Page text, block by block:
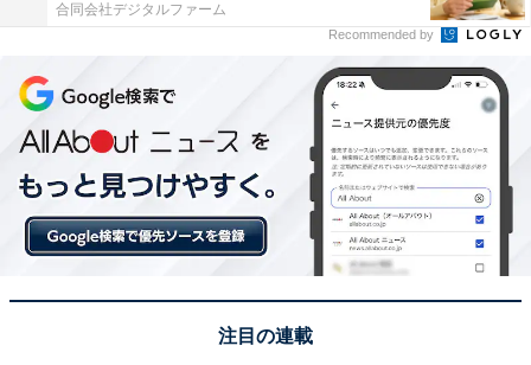
／105票
1位は、日本三景のひとつ「天橋立」を巡るルートでし
た。特に府中側の「傘松公園」方面から望む天橋立は、
昇り龍のような姿に見える「昇龍観」として知られ、荘
厳な美しさを誇ります。冬の海に浮かぶ松並木の白砂青
松は、凛とした冷たい空気の中でより神秘的に見え、ク
リスマスにふさわしい非日常感を味わえます。歴史と自
然が融合した京都ならではの絶景が、多くの支持を集め
合同会社デジタルファーム
Recommended by
注目の連載